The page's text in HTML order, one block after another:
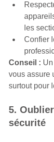
les
Confier
Conseil :
vous assure
surtout pour
5.
sécurité